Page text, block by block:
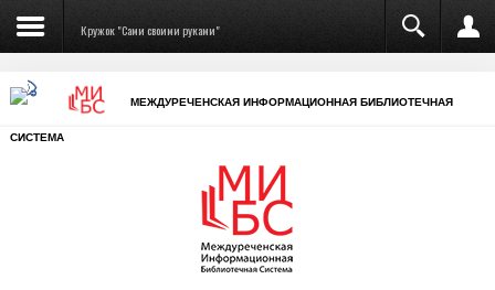
Кружок "Сами своими руками"
МЕЖДУРЕЧЕНСКАЯ ИНФОРМАЦИОННАЯ БИБЛИОТЕЧНАЯ
СИСТЕМА